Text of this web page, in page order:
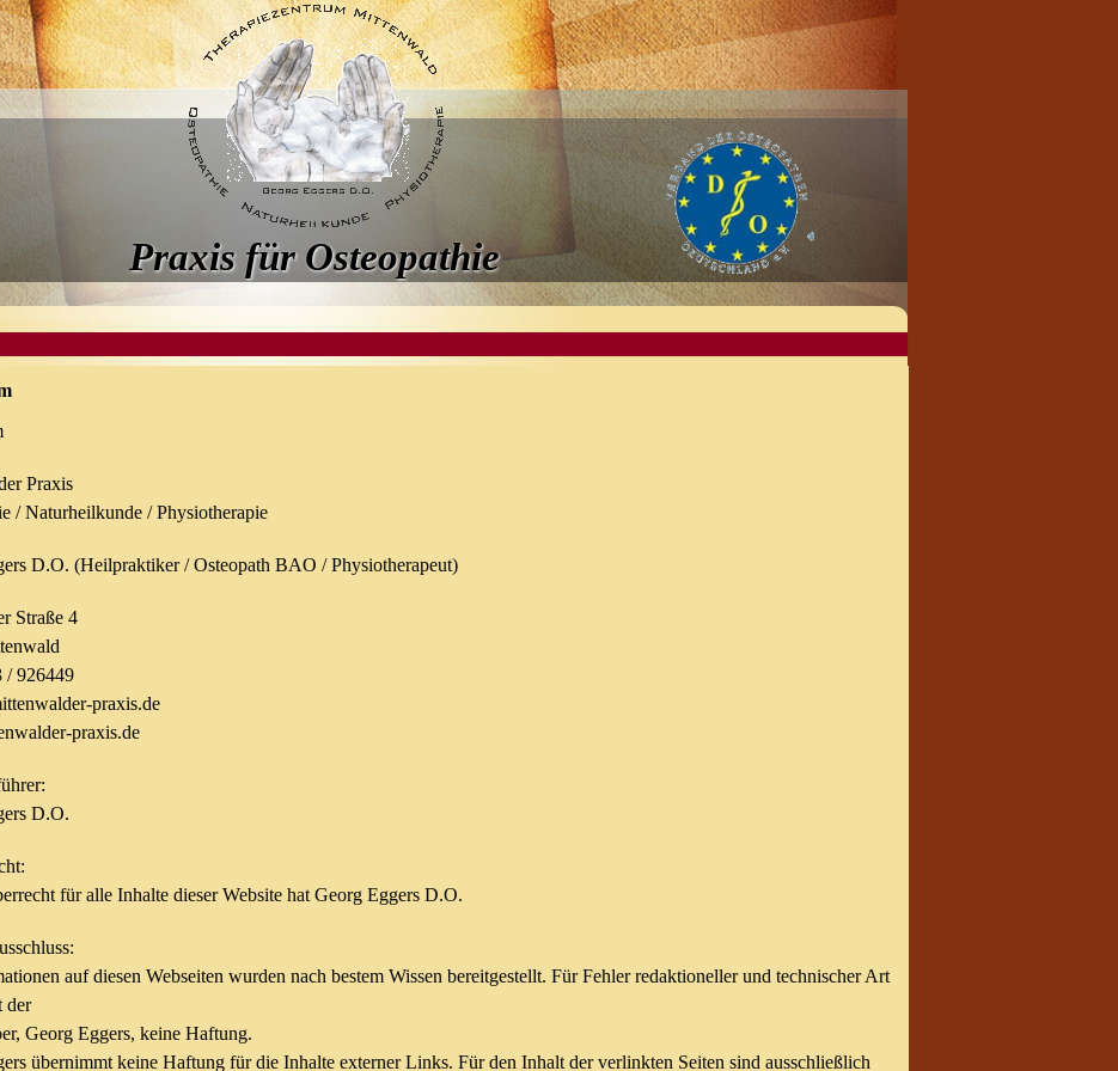
Praxis für Osteopathie
Praxis
/ Naturheilkunde / Physiotherapie
D.O. (Heilpraktiker / Osteopath BAO / Physiotherapeut)
Straße 4
/ 926449
praxis.de
praxis.de
D.O.
für alle Inhalte dieser Website hat Georg Eggers D.O.
auf diesen Webseiten wurden nach bestem Wissen bereitgestellt. Für Fehler redaktioneller und technischer Art
der
Georg Eggers, keine Haftung.
übernimmt keine Haftung für die Inhalte externer Links. Für den Inhalt der verlinkten Seiten sind ausschließlich